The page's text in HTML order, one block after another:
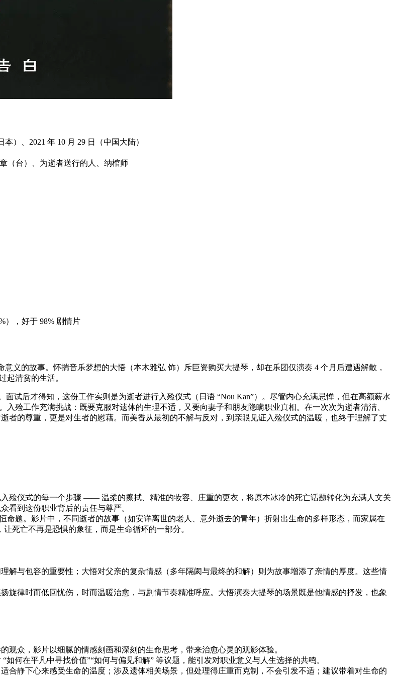
）、2021 年 10 月 29 日（中国大陆）
（台）、为逝者送行的人、纳棺师
），好于 98% 剧情片
义的故事。怀揣音乐梦想的大悟（本木雅弘 饰）斥巨资购买大提琴，却在乐团仅演奏 4 个月后遭遇解散，
起清贫的生活。
试后才得知，这份工作实则是为逝者进行入殓仪式（日语 “Nou Kan”）。尽管内心充满忌惮，但在高额薪水
殓工作充满挑战：既要克服对遗体的生理不适，又要向妻子和朋友隐瞒职业真相。在一次次为逝者清洁、
的尊重，更是对生者的慰藉。而美香从最初的不解与反对，到亲眼见证入殓仪式的温暖，也终于理解了丈
殓仪式的每一个步骤 —— 温柔的擦拭、精准的妆容、庄重的更衣，将原本冰冷的死亡话题转化为充满人文关
看到这份职业背后的责任与尊严。
命题。影片中，不同逝者的故事（如安详离世的老人、意外逝去的青年）折射出生命的多样形态，而家属在
死亡不再是恐惧的象征，而是生命循环的一部分。
解与包容的重要性；大悟对父亲的复杂情感（多年隔阂与最终的和解）则为故事增添了亲情的厚度。这些情
旋律时而低回忧伤，时而温暖治愈，与剧情节奏精准呼应。大悟演奏大提琴的场景既是他情感的抒发，也象
观众，影片以细腻的情感刻画和深刻的生命思考，带来治愈心灵的观影体验。
如何在平凡中寻找价值”“如何与偏见和解” 等议题，能引发对职业意义与人生选择的共鸣。
合静下心来感受生命的温度；涉及遗体相关场景，但处理得庄重而克制，不会引发不适；建议带着对生命的